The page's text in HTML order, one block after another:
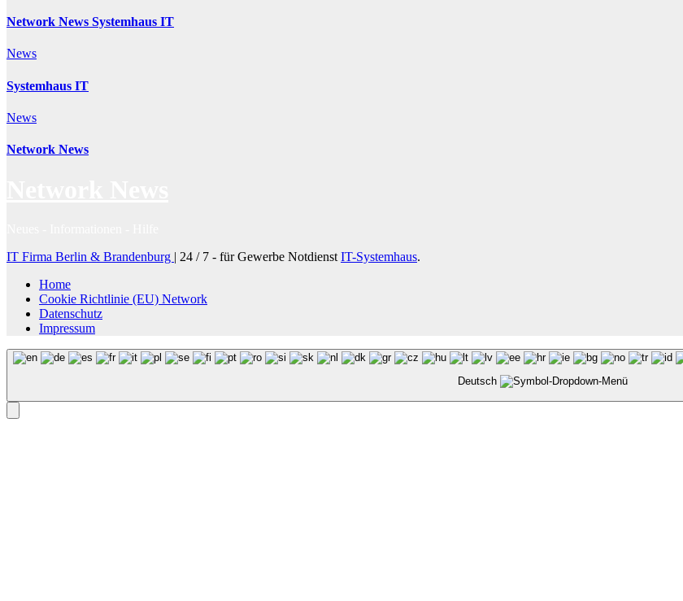
Network News Systemhaus IT
News
Systemhaus IT
News
Network News
IT Firma Berlin & Brandenburg | 24 / 7 - für Gewerbe Notdienst IT-Systemhaus.
Home
Cookie Richtlinie (EU) Network
Datenschutz
Impressum
Deutsch